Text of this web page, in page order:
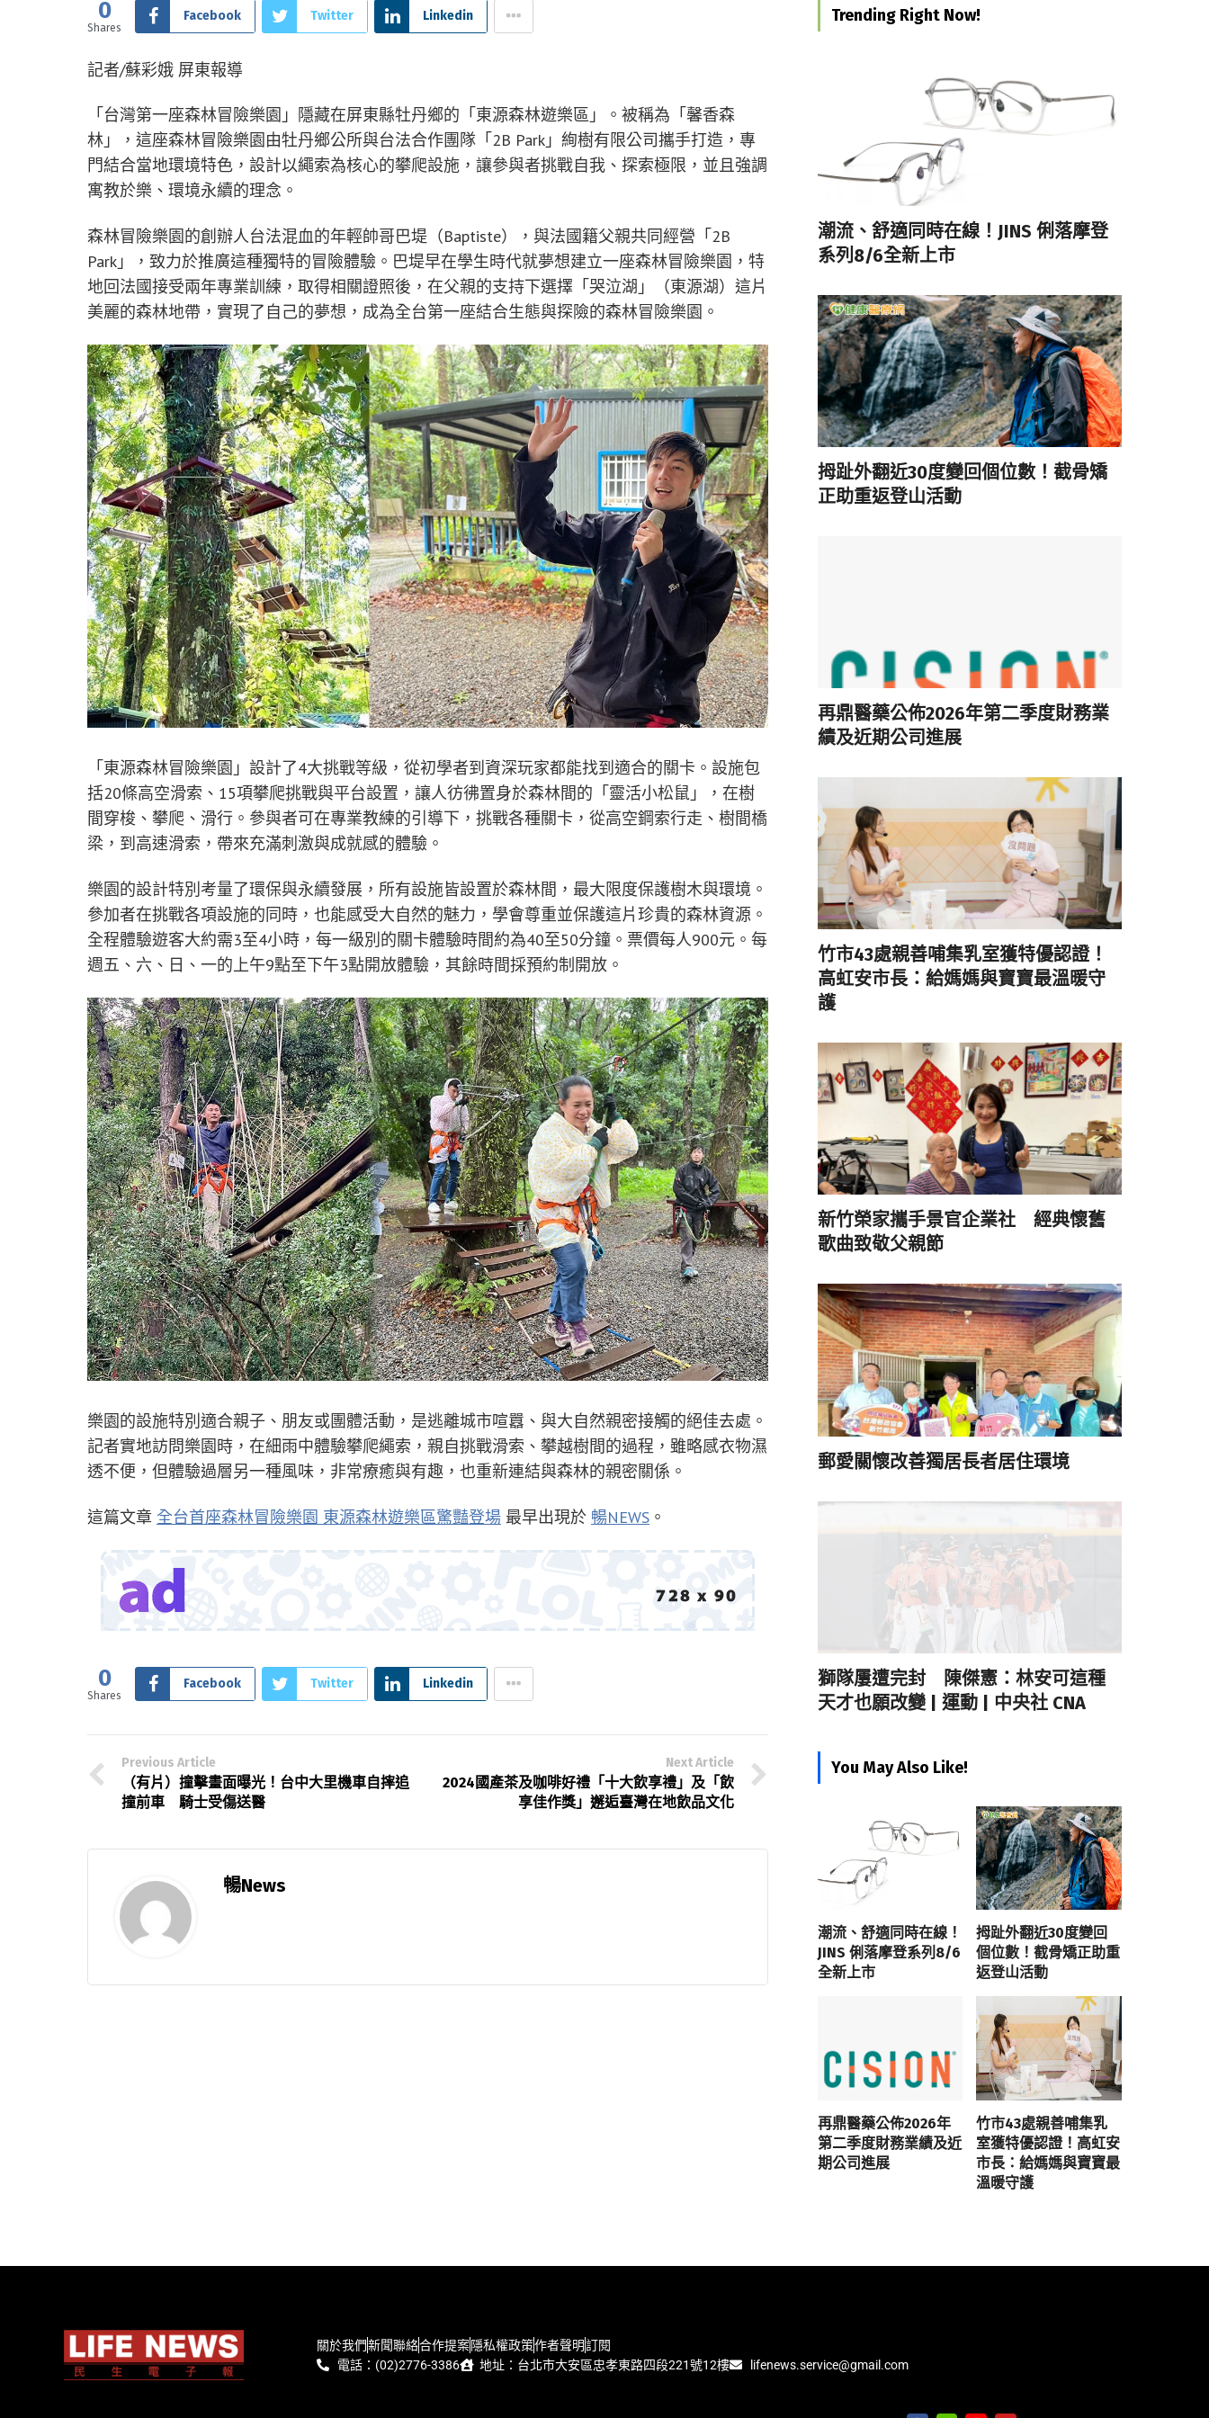
0
Shares
Facebook Twitter Linkedin
記者/蘇彩娥 屏東報導
「台灣第一座森林冒險樂園」隱藏在屏東縣牡丹鄉的「東源森林遊樂區」。被稱為「馨香森
林」，這座森林冒險樂園由牡丹鄉公所與台法合作團隊「2B Park」絢樹有限公司攜手打造，專
門結合當地環境特色，設計以繩索為核心的攀爬設施，讓參與者挑戰自我、探索極限，並且強調
寓教於樂、環境永續的理念。
森林冒險樂園的創辦人台法混血的年輕帥哥巴堤（Baptiste），與法國籍父親共同經營「2B
Park」，致力於推廣這種獨特的冒險體驗。巴堤早在學生時代就夢想建立一座森林冒險樂園，特
地回法國接受兩年專業訓練，取得相關證照後，在父親的支持下選擇「哭泣湖」（東源湖）這片
美麗的森林地帶，實現了自己的夢想，成為全台第一座結合生態與探險的森林冒險樂園。
「東源森林冒險樂園」設計了4大挑戰等級，從初學者到資深玩家都能找到適合的關卡。設施包
括20條高空滑索、15項攀爬挑戰與平台設置，讓人彷彿置身於森林間的「靈活小松鼠」，在樹
間穿梭、攀爬、滑行。參與者可在專業教練的引導下，挑戰各種關卡，從高空鋼索行走、樹間橋
梁，到高速滑索，帶來充滿刺激與成就感的體驗。
樂園的設計特別考量了環保與永續發展，所有設施皆設置於森林間，最大限度保護樹木與環境。
參加者在挑戰各項設施的同時，也能感受大自然的魅力，學會尊重並保護這片珍貴的森林資源。
全程體驗遊客大約需3至4小時，每一級別的關卡體驗時間約為40至50分鐘。票價每人900元。每
週五、六、日、一的上午9點至下午3點開放體驗，其餘時間採預約制開放。
樂園的設施特別適合親子、朋友或團體活動，是逃離城市喧囂、與大自然親密接觸的絕佳去處。
記者實地訪問樂園時，在細雨中體驗攀爬繩索，親自挑戰滑索、攀越樹間的過程，雖略感衣物濕
透不便，但體驗過層另一種風味，非常療癒與有趣，也重新連結與森林的親密關係。
這篇文章 全台首座森林冒險樂園 東源森林遊樂區驚豔登場 最早出現於 暢NEWS 。
0
Shares
Facebook Twitter Linkedin
Previous Article
（有片）撞擊畫面曝光！台中大里機車自摔追
撞前車 騎士受傷送醫
Next Article
2024國產茶及咖啡好禮「十大飲享禮」及「飲
享佳作獎」邂逅臺灣在地飲品文化
暢News
Trending Right Now!
潮流、舒適同時在線！JINS 俐落摩登
系列8/6全新上市
拇趾外翻近30度變回個位數！截骨矯
正助重返登山活動
再鼎醫藥公佈2026年第二季度財務業
績及近期公司進展
竹市43處親善哺集乳室獲特優認證！
高虹安市長：給媽媽與寶寶最溫暖守
護
新竹榮家攜手景官企業社 經典懷舊
歌曲致敬父親節
郵愛關懷改善獨居長者居住環境
獅隊屢遭完封 陳傑憲：林安可這種
天才也願改變 | 運動 | 中央社 CNA
You May Also Like!
潮流、舒適同時在線！
JINS 俐落摩登系列8/6
全新上市
拇趾外翻近30度變回
個位數！截骨矯正助重
返登山活動
再鼎醫藥公佈2026年
第二季度財務業績及近
期公司進展
竹市43處親善哺集乳
室獲特優認證！高虹安
市長：給媽媽與寶寶最
溫暖守護
關於我們新聞聯絡合作提案隱私權政策作者聲明訂閱
電話：(02)2776-3386
地址：台北市大安區忠孝東路四段221號12樓 lifenews.service@gmail.com